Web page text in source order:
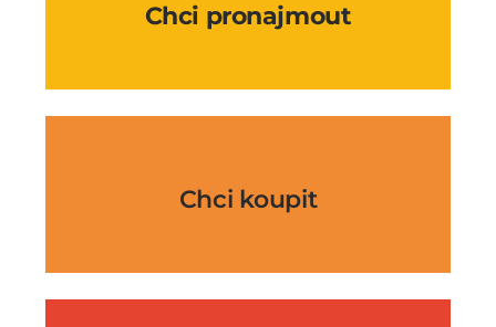
Chci pronajmout
Chci koupit